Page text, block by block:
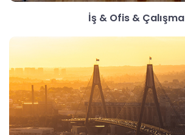
İş & Ofis & Çalışma